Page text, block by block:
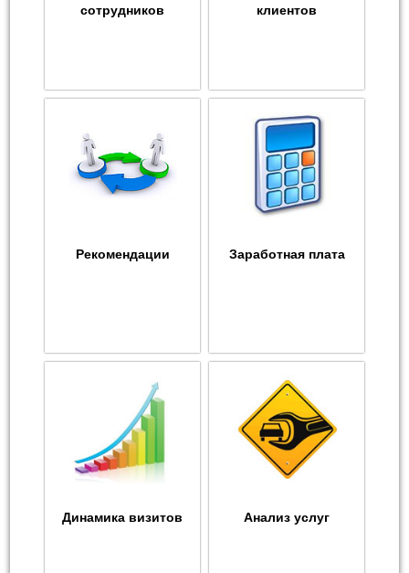
сотрудников
клиентов
Рекомендации Заработная плата
Динамика визитов Анализ услуг